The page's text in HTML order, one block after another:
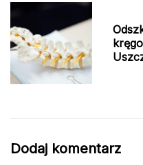
Dodaj komentarz